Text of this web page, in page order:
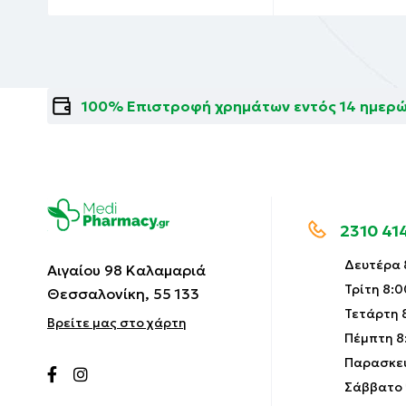
Φώσφορος 30 mg
Κάλιο 76 mg
Ιώδιο 15 mcg
Σελήνιο 8 mcg
Βιταμίνη Α 54 mcg
100% Επιστροφή χρημάτων εντός 14
Αιγαίου 98 Καλαμαριά
Θεσσαλονίκη, 55 133
Βρείτε μας στο χάρτη
2310
Δευτέρα
Τρίτη
Τετάρτη
Πέμπτη
Σάββατο